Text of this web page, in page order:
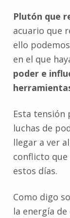
Plutón que
acuario que
ello
en el que
poder e
Esta tensión
luchas de
llegar a ver
conflicto
estos días.
Como digo
la energía